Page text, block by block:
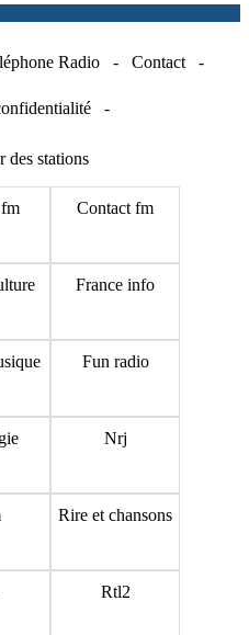
Radio - Contact -
-
des stations
Contact fm
France info
Fun radio
Nrj
Rire et chansons
Rtl2